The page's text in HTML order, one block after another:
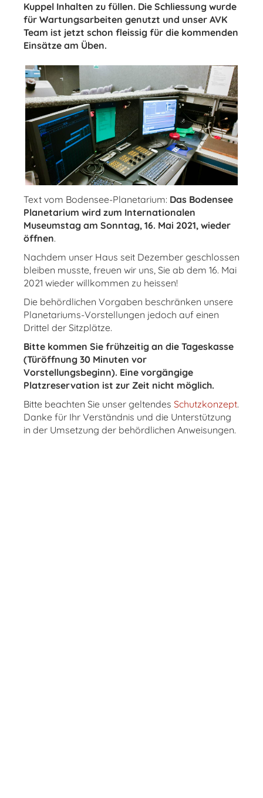
Kuppel Inhalten zu füllen. Die Schliessung wurde
für Wartungsarbeiten genutzt und unser AVK
Team ist jetzt schon fleissig für die kommenden
Einsätze am Üben.
Text vom Bodensee-Planetarium: Das Bodensee
Planetarium wird zum Internationalen
Museumstag am Sonntag, 16. Mai 2021, wieder
öffnen.
Nachdem unser Haus seit Dezember geschlossen
bleiben musste, freuen wir uns, Sie ab dem 16. Mai
2021 wieder willkommen zu heissen!
Die behördlichen Vorgaben beschränken unsere
Planetariums-Vorstellungen jedoch auf einen
Drittel der Sitzplätze.
Bitte kommen Sie frühzeitig an die Tageskasse
(Türöffnung 30 Minuten vor
Vorstellungsbeginn). Eine vorgängige
Platzreservation ist zur Zeit nicht möglich.
Bitte beachten Sie unser geltendes Schutzkonzept.
Danke für Ihr Verständnis und die Unterstützung
in der Umsetzung der behördlichen Anweisungen.